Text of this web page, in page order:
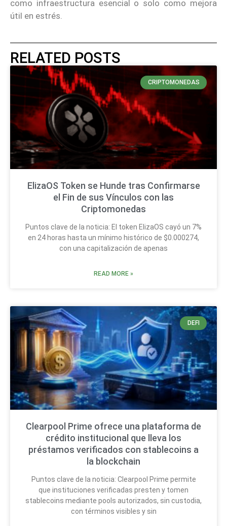
como infraestructura esencial o solo como mejora
útil en estrés.
RELATED POSTS
CRIPTOMONEDAS
ElizaOS Token se Hunde tras Confirmarse
el Fin de sus Vínculos con las
Criptomonedas
Puntos clave de la noticia: El token ElizaOS cayó un 7%
en 24 horas hasta un mínimo histórico de $0.000274,
con una capitalización de apenas
READ MORE »
DEFI
Clearpool Prime ofrece una plataforma de
crédito institucional que lleva los
préstamos verificados con stablecoins a
la blockchain
Puntos clave de la noticia: Clearpool Prime permite
que instituciones verificadas presten y tomen
stablecoins mediante pools autorizados, sin custodia,
con términos visibles y sin